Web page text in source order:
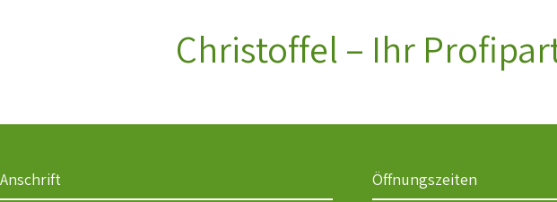
Christoffel – Ihr
Anschrift Öffnungszeiten